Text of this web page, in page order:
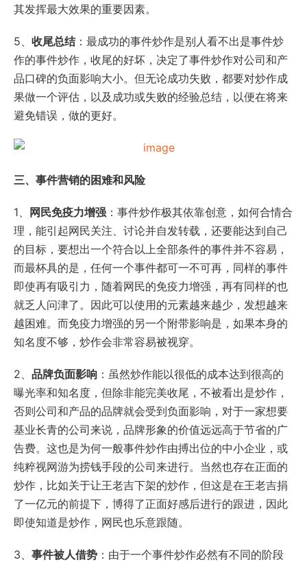
其发挥最大效果的重要因素。
5、 收尾总结：最成功的事件炒作是别人看不出是事件炒
作的事件炒作，收尾的好坏，决定了事件炒作对公司和产
品口碑的负面影响大小。但无论成功失败，都要对炒作成
果做一个评估，以及成功或失败的经验总结，以便在将来
避免错误，做的更好。
三、事件营销的困难和风险
1、 网民免疫力增强 ：事件炒作极其依靠创意，如何合情合
理，能引起网民关注、讨论并自发转载，还要能达到自己
的目标，要想出一个符合以上全部条件的事件并不容易，
而最杯具的是，任何一个事件都可一不可再，同样的事件
即使再有吸引力，随着网民的免疫力增强，再有同样的也
就乏人问津了。因此可以使用的元素越来越少，发想越来
越困难。而免疫力增强的另一个附带影响是，如果本身的
知名度不够，炒作会非常容易被视穿。
2、 品牌负面影响 ：虽然炒作能以很低的成本达到很高的
曝光率和知名度，但除非能完美收尾，不被看出是炒作，
否则公司和产品的品牌就会受到负面影响，对于一家想要
基业长青的公司来说，品牌形象的价值远远高于节省的广
告费。这也是为何一般事件炒作由搏出位的中小企业，或
纯粹视网游为捞钱手段的公司来进行。当然也存在正面的
炒作，比如关于让王老吉下架的炒作，但这是在王老吉捐
了一亿元的前提下，博得了正面好感后进行的跟进，因此
即使知道是炒作，网民也乐意跟随。
3、 事件被人借势 ：由于一个事件炒作必然有不同的阶段